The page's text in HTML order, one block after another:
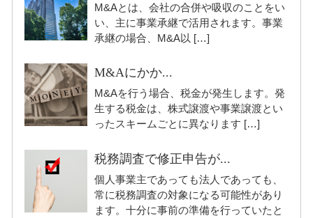
M&Aとは、会社の合併や吸収のことをい
い、主に事業承継で活用されます。事業
承継の場合、M&A以 […]
M&Aにかか...
M&Aを行う場合、税金が発生します。発
生する税金は、株式譲渡や事業譲渡とい
ったスキームごとに異なります […]
税務調査で修正申告が...
個人事業主であっても法人であっても、
常に税務調査の対象になる可能性があり
ます。十分に事前の準備を行っていたと